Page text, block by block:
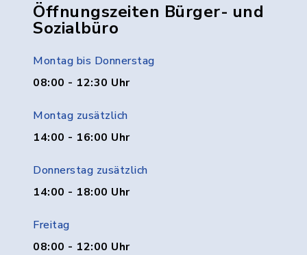
Öffnungszeiten Bürger- und
Sozialbüro
Montag bis Donnerstag
08:00 - 12:30 Uhr
Montag zusätzlich
14:00 - 16:00 Uhr
Donnerstag zusätzlich
14:00 - 18:00 Uhr
Freitag
08:00 - 12:00 Uhr